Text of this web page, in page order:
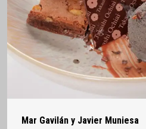
Mar Gavilán y Javier Muniesa